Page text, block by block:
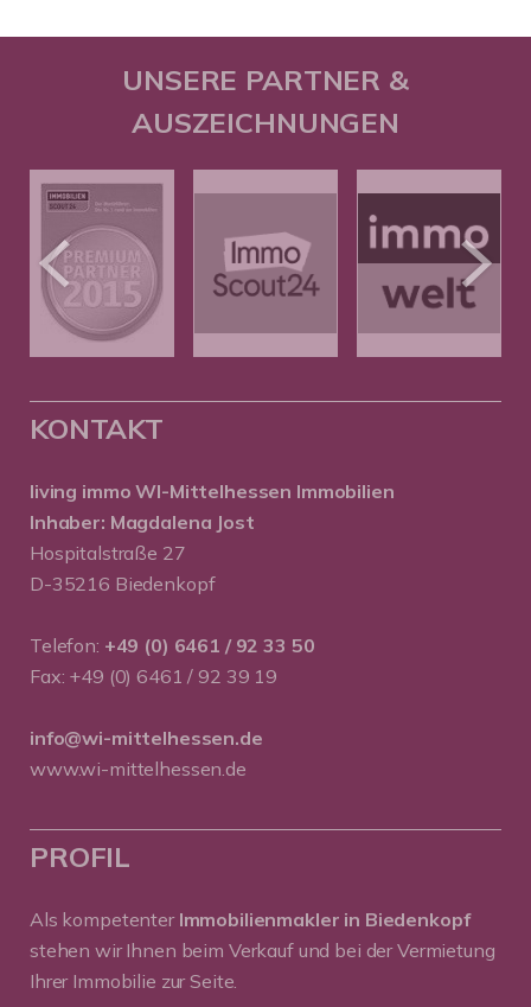
UNSERE PARTNER &
AUSZEICHNUNGEN
KONTAKT
living immo WI-Mittelhessen Immobilien
Inhaber: Magdalena Jost
Hospitalstraße 27
D-35216 Biedenkopf
Telefon: +49 (0) 6461 / 92 33 50
Fax: +49 (0) 6461 / 92 39 19
info@wi-mittelhessen.de
www.wi-mittelhessen.de
PROFIL
Als kompetenter Immobilienmakler in Biedenkopf
stehen wir Ihnen beim Verkauf und bei der Vermietung
Ihrer Immobilie zur Seite.